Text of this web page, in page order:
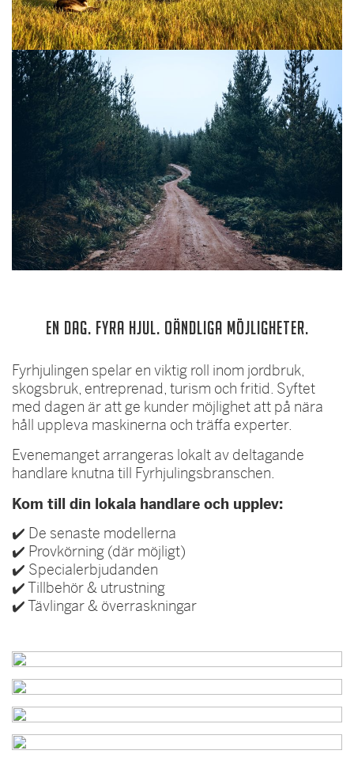
EN DAG. FYRA HJUL. OÄNDLIGA MÖJLIGHETER.
Fyrhjulingen spelar en viktig roll inom jordbruk,
skogsbruk, entreprenad, turism och fritid. Syftet
med dagen är att ge kunder möjlighet att på nära
håll uppleva maskinerna och träffa experter.
Evenemanget arrangeras lokalt av deltagande
handlare knutna till Fyrhjulingsbranschen.
Kom till din lokala handlare och upplev:
✔️ De senaste modellerna
✔️ Provkörning (där möjligt)
✔️ Specialerbjudanden
✔️ Tillbehör & utrustning
✔️ Tävlingar & överraskningar